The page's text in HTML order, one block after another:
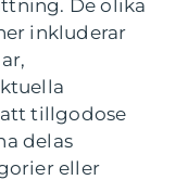
De olika
inkluderar
tillgodose
delas
eller